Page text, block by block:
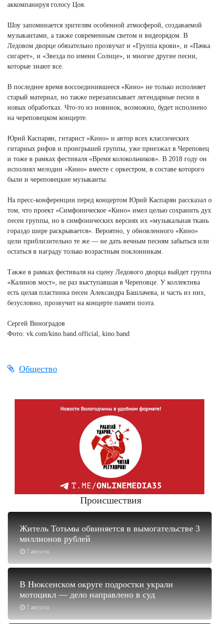
аккомпанируя голосу Цоя.
Шоу запоминается зрителям особенной атмосферой, создаваемой
музыкантами, а также современным светом и видеорядом. В
Ледовом дворце обязательно прозвучат и «Группа крови», и «Пачка
сигарет», и «Звезда по имени Солнце», и многие другие песни,
которые знают все.
В последнее время воссоединившееся «Кино» не только исполняет
старый материал, но также перезаписывает легендарные песни в
новых обработках. Что-то из новинок, возможно, будет исполнено
на череповецком концерте.
Юрий Каспарян, гитарист «Кино» и автор всех классических
гитарных рифов и проигрышей группы, уже приезжал в Череповец
и тоже в рамках фестиваля «Время колокольчиков». В 2018 году он
исполнял мелодии «Кино» вместе с оркестром, в составе которого
были и череповецкие музыканты.
На пресс-конференции перед концертом Юрий Каспарян рассказал о
том, что проект «Симфоническое «Кино» имел целью сохранить дух
песен группы, но в симфонических версиях их «музыкальная ткань
гораздо шире раскрывается». Вероятно, у обновленного «Кино»
цели приблизительно те же — не дать вечным песням забыться или
остаться в награду только возрастным поклонникам.
Также в рамках фестиваля на сцену Ледового дворца выйдет группа
«Калинов мост», не раз выступавшая в Череповце. У коллектива
есть целая пластинка песен Александра Башлачева, и часть из них,
безусловно, прозвучит на концерте памяти поэта.
Сергей Виноградов
Фото: vk.com/kino.band.official, kino.band
Общество
Происшествия
7 августа
Житель Тотьмы обвиняется в вымогательстве 3
миллионов рублей
7 августа
В Нюксенском округе подростки украли
мотоцикл — дело направлено в суд